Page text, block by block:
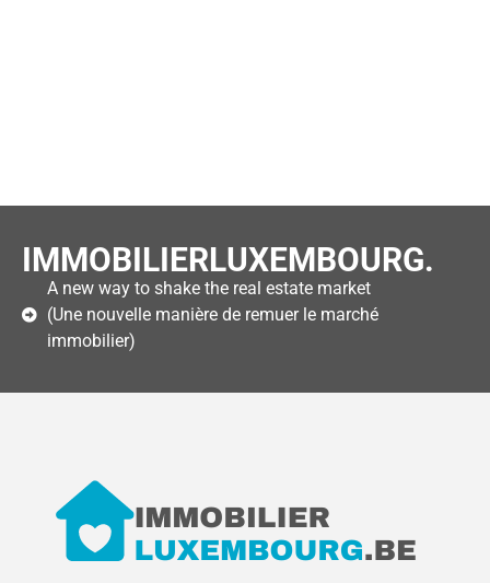
IMMOBILIERLUXEMBOURG.
A new way to shake the real estate market
(Une nouvelle manière de remuer le marché
immobilier)